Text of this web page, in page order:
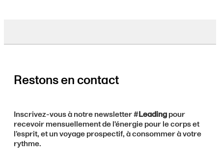
Restons en contact
Inscrivez-vous à notre newsletter #Leadingpour
recevoir mensuellement de l'énergie pour le corps et
l’esprit, et un voyage prospectif, à consommer à votre
rythme.